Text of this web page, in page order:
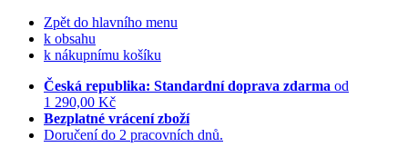
Zpět do hlavního menu
k obsahu
k nákupnímu košíku
Česká republika: Standardní doprava zdarma od
1 290,00 Kč
Bezplatné vrácení zboží
Doručení do 2 pracovních dnů.